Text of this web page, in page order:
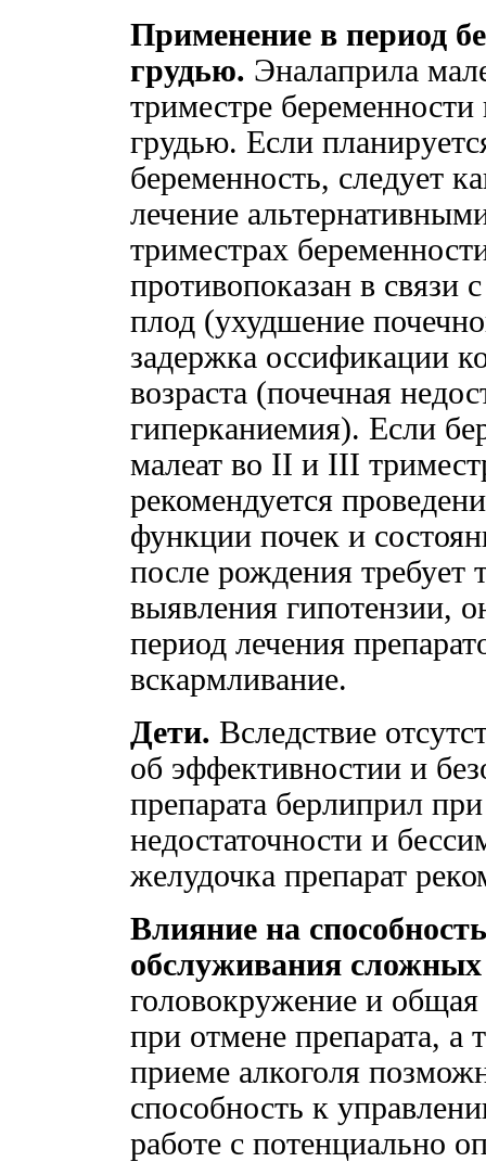
Применение в период
грудью. Эналаприла
триместре
грудью. Если
беременность, следует
лечение
триместрах
противопоказан в связи
плод (ухудшение
задержка оссификации
возраста (почечная
гиперканиемия). Если
малеат во II и III
рекомендуется
функции почек и
после рождения требует
выявления гипотензии,
период лечения
вскармливание.
Дети. Вследствие
об эффективностии и
препарата берлиприл
недостаточности и
желудочка препарат
Влияние на
обслуживания
головокружение и общая
при отмене препарата,
приеме алкоголя
способность к
работе с потенциально